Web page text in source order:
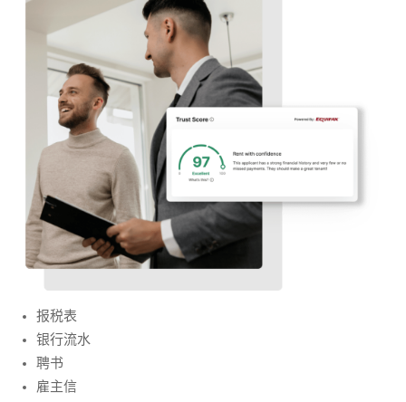
报税表
银行流水
聘书
雇主信